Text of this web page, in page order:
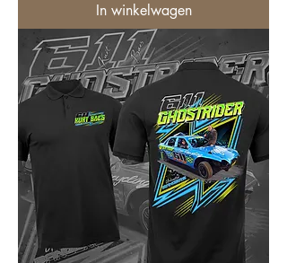
In winkelwagen